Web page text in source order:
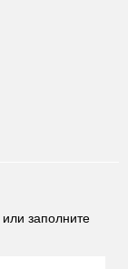
или заполните